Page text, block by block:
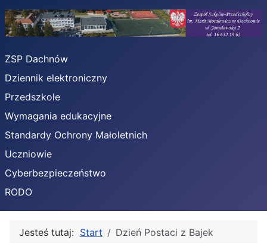
ZSP Dachnów
Dziennik elektroniczny
Przedszkole
Wymagania edukacyjne
Standardy Ochrony Małoletnich
Uczniowie
Cyberbezpieczeństwo
RODO
Jesteś tutaj: Start Dzień Postaci z Bajek